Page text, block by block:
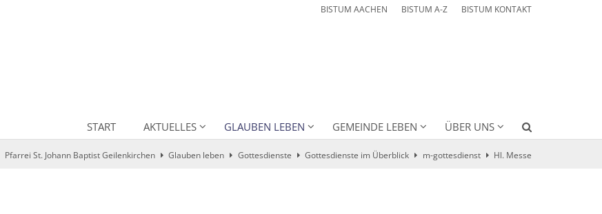
BISTUM AACHEN BISTUM A-Z BISTUM KONTAKT
START AKTUELLES GLAUBEN LEBEN GEMEINDE LEBEN ÜBER UNS
Pfarrei St. Johann Baptist Geilenkirchen Glauben leben Gottesdienste Gottesdienste im Überblick m-gottesdienst Hl. Messe